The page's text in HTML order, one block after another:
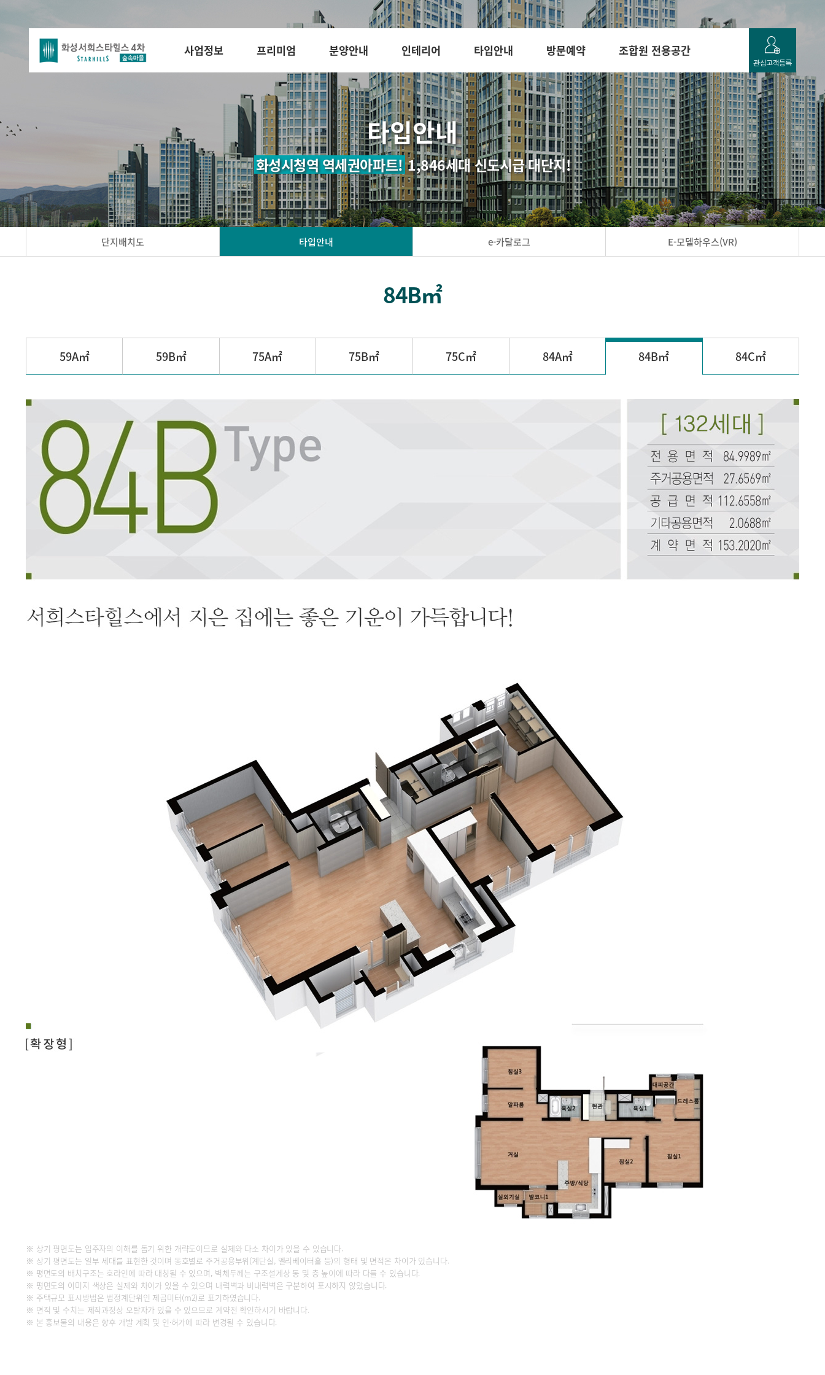
사업정보 프리미엄 분양안내 인테리어 타입안내 방문예약 조합원 전용공간
타입안내
화성시청역 역세권아파트! 1,846세대 신도시급 대단지!
단지배치도 타입안내 e-카달로그 E-모델하우스(VR)
84B㎡
59A㎡ 59B㎡ 75A㎡ 75B㎡ 75C㎡ 84A㎡ 84B㎡ 84C㎡
※ 상기 평면도는 입주자의 이해를 돕기 위한 개략도이므로 실제와 다소 차이가 있을 수 있습니다.
※ 상기 평면도는 일부 세대를 표현한 것이며 동호별로 주거공용부위(계단실, 엘리베이터홀 등)의 형태 및 면적은 차이가 있습니다.
※ 평면도의 배치구조는 호라인에 따라 대칭될 수 있으며, 벽체두께는 구조설계상 동 및 층 높이에 따라 다를 수 있습니다.
※ 평면도의 이미지 색상은 실제와 차이가 있을 수 있으며 내력벽과 비내력벽은 구분하여 표시하지 않았습니다.
※ 주택규모 표시방법은 법정계단위인 제곱미터(m2)로 표기하였습니다.
※ 면적 및 수치는 제작과정상 오탈자가 있을 수 있으므로 계약전 확인하시기 바랍니다.
※ 본 홍보물의 내용은 향후 개발 계획 및 인·허가에 따라 변경될 수 있습니다.